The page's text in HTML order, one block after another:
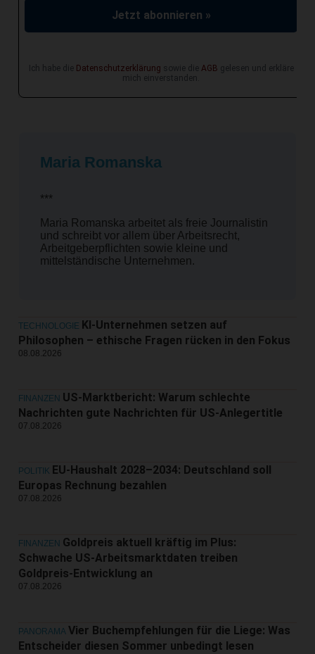
Jetzt abonnieren »
Ich habe die Datenschutzerklärung sowie die AGB gelesen und erkläre
mich einverstanden.
Maria Romanska
***
Maria Romanska arbeitet als freie Journalistin
und schreibt vor allem über Arbeitsrecht,
Arbeitgeberpflichten sowie kleine und
mittelständische Unternehmen.
TECHNOLOGIE KI-Unternehmen setzen auf
Philosophen – ethische Fragen rücken in den Fokus
08.08.2026
FINANZEN US-Marktbericht: Warum schlechte
Nachrichten gute Nachrichten für US-Anlegertitle
07.08.2026
POLITIK EU-Haushalt 2028–2034: Deutschland soll
Europas Rechnung bezahlen
07.08.2026
FINANZEN Goldpreis aktuell kräftig im Plus:
Schwache US-Arbeitsmarktdaten treiben
Goldpreis-Entwicklung an
07.08.2026
PANORAMA Vier Buchempfehlungen für die Liege: Was
Entscheider diesen Sommer unbedingt lesen